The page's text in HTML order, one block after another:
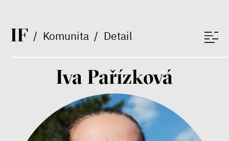
IF/ Komunita/ Detail
Bill McKibben
Environmentalista, spisovatel,
publicista
Iva Pařízková